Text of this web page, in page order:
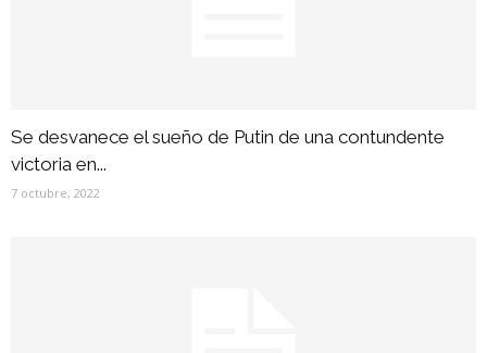
Se desvanece el sueño de Putin de una contundente
victoria en...
7 octubre, 2022